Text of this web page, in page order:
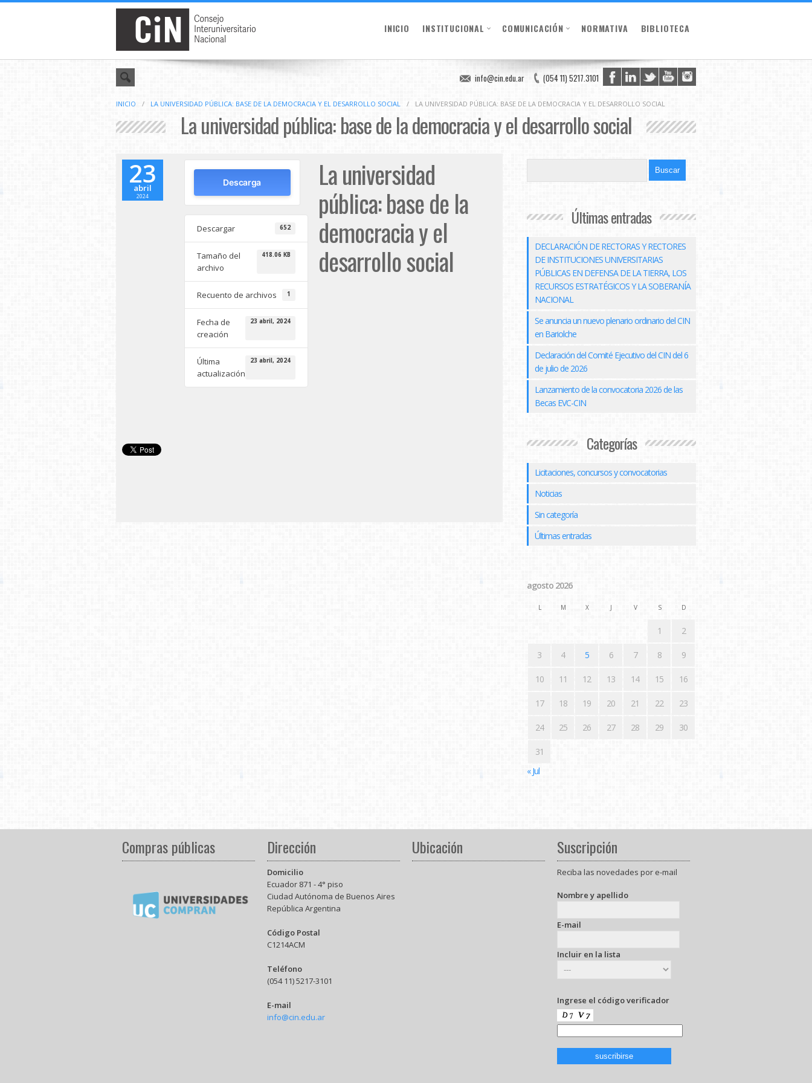
INICIO INSTITUCIONAL COMUNICACIÓN NORMATIVA BIBLIOTECA
(054 11) 5217.3101
info@cin.edu.ar
INICIO / LA UNIVERSIDAD PÚBLICA: BASE DE LA DEMOCRACIA Y EL DESARROLLO SOCIAL / LA UNIVERSIDAD PÚBLICA: BASE DE LA DEMOCRACIA Y EL DESARROLLO SOCIAL
La universidad pública: base de la democracia y el desarrollo social
23
abril
2024
Descarga
Descargar 652
Tamaño del
archivo
418.06 KB
Recuento de archivos 1
Fecha de
creación
23 abril, 2024
Última
actualización
23 abril, 2024
La universidad
pública: base de la
democracia y el
desarrollo social
Últimas entradas
DECLARACIÓN DE RECTORAS Y RECTORES
DE INSTITUCIONES UNIVERSITARIAS
PÚBLICAS EN DEFENSA DE LA TIERRA, LOS
RECURSOS ESTRATÉGICOS Y LA SOBERANÍA
NACIONAL
Se anuncia un nuevo plenario ordinario del CIN
en Bariolche
Declaración del Comité Ejecutivo del CIN del 6
de julio de 2026
Lanzamiento de la convocatoria 2026 de las
Becas EVC-CIN
Categorías
Licitaciones, concursos y convocatorias
Noticias
Sin categoría
Últimas entradas
agosto 2026
L M X J V S D
1 2
3 4 5 6 7 8 9
10 11 12 13 14 15 16
17 18 19 20 21 22 23
24 25 26 27 28 29 30
31
« Jul
Compras públicas Dirección
Domicilio
Ecuador 871 - 4° piso
Ciudad Autónoma de Buenos Aires
República Argentina
Código Postal
C1214ACM
Teléfono
(054 11) 5217-3101
E-mail
info@cin.edu.ar
Ubicación Suscripción
Reciba las novedades por e-mail
Nombre y apellido
E-mail
Incluir en la lista
Ingrese el código verificador